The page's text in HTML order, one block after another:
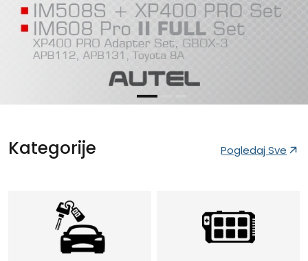
Kategorije Pogledaj Sve